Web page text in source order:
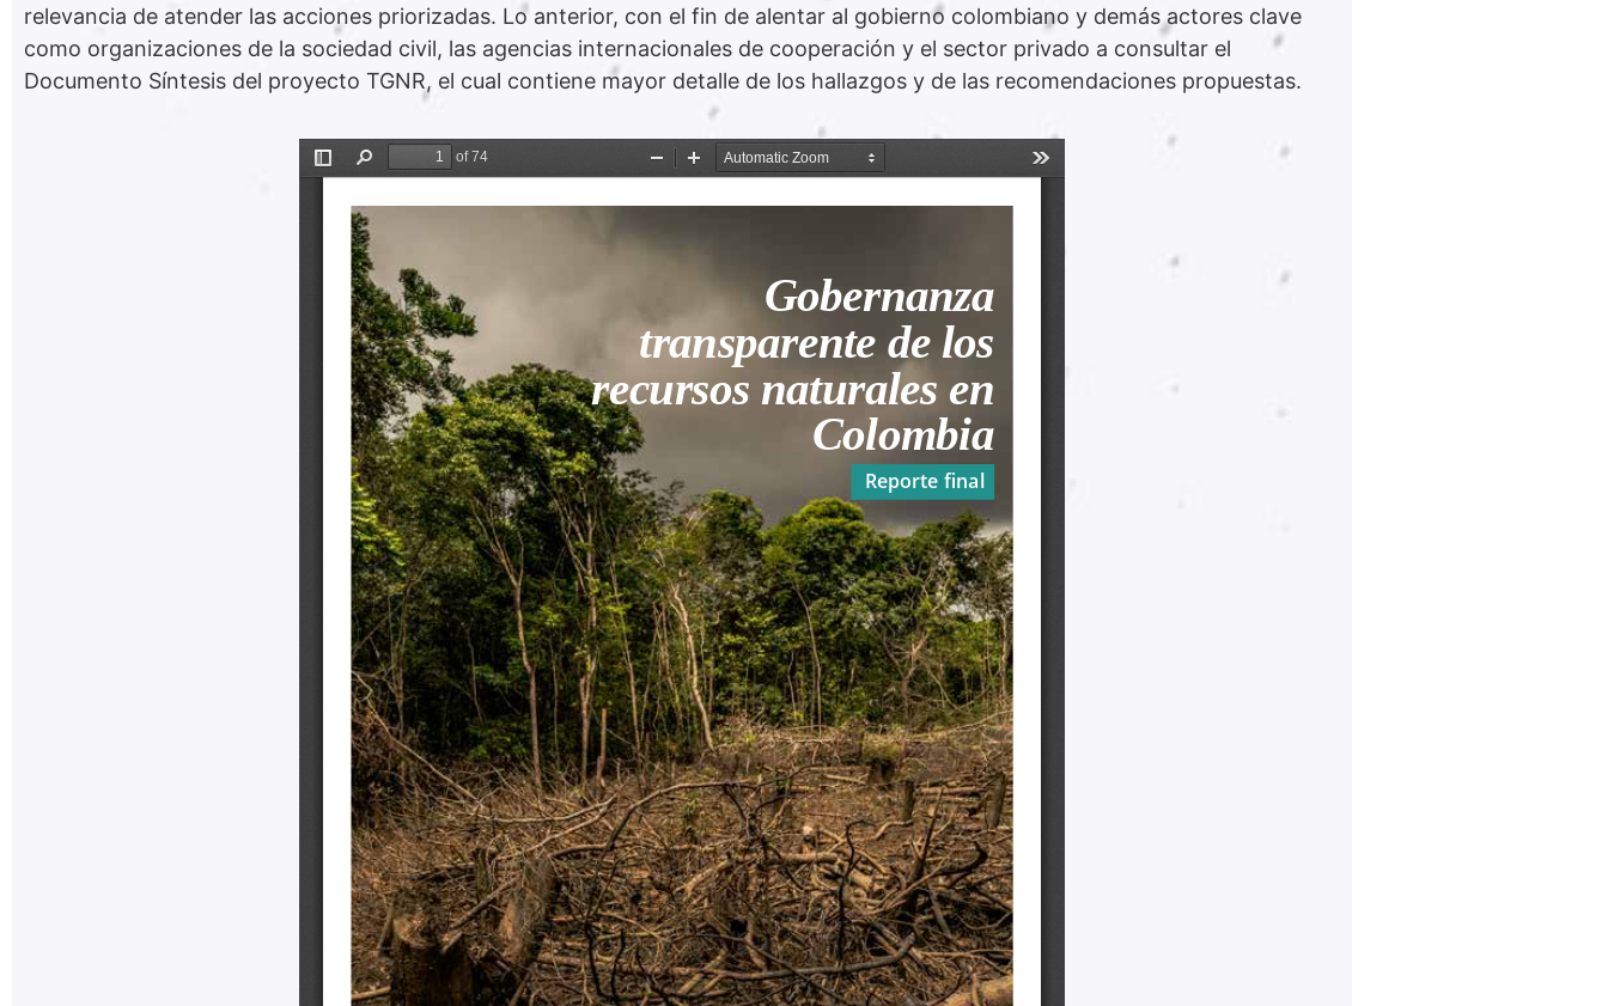
relevancia de atender las acciones priorizadas. Lo anterior, con el fin de alentar al gobierno colombiano y demás actores clave
como organizaciones de la sociedad civil, las agencias internacionales de cooperación y el sector privado a consultar el
Documento Síntesis del proyecto TGNR, el cual contiene mayor detalle de los hallazgos y de las recomendaciones propuestas.